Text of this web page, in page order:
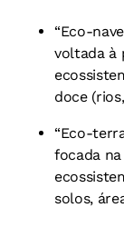
“Eco-
voltada à
doce
“Eco-
focada
solos,